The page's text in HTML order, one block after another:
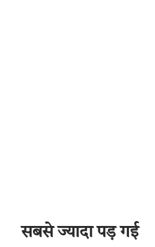
सबसे ज्यादा पड़ गई